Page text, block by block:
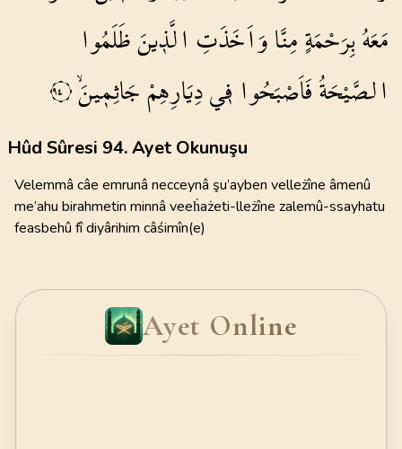
مَعَهُبِرَحْمَةٍمِنَّاوَاَخَذَتِالَّذ۪ينَظَلَمُوا
الصَّيْحَةُفَاَصْبَحُوا ف۪يدِيَارِهِمْجَاثِم۪ينَۙ ٩٤
Hûd Sûresi 94. Ayet Okunuşu
Velemmâ câe emrunâ necceynâ şu’ayben velleżîne âmenû
me’ahu birahmetin minnâ veeḣażeti-lleżîne zalemû-ssayhatu
feasbehû fî diyârihim câśimîn(e)
Ayet Online